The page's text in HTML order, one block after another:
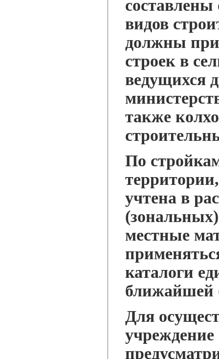
составлены
видов
должны
строек в
ведущихся
также
По
учтена в
местные
каталоги
ближайшей
Для
учреждение